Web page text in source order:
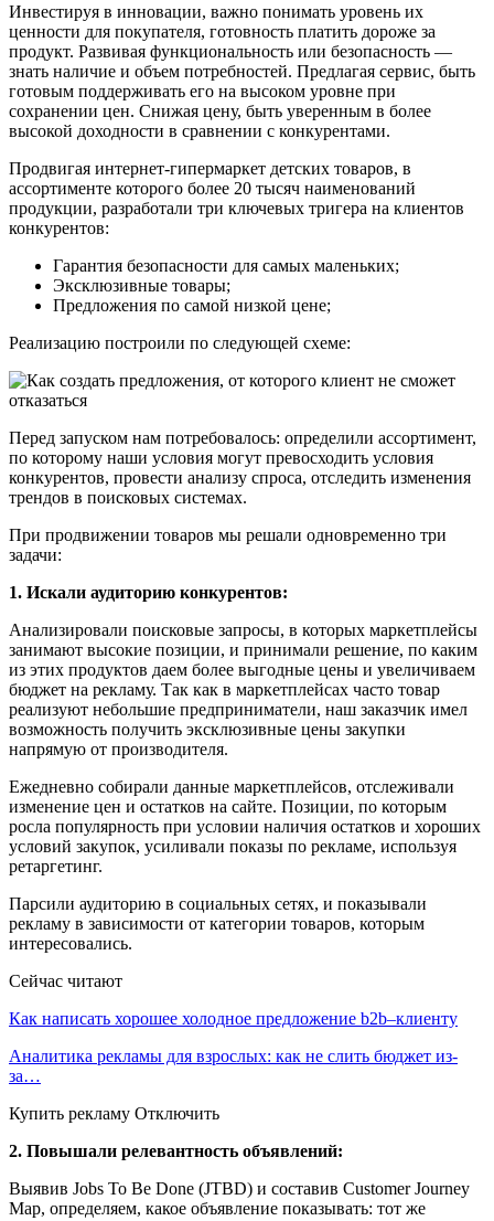
Инвестируя в инновации, важно понимать уровень их
ценности для покупателя, готовность платить дороже за
продукт. Развивая функциональность или безопасность —
знать наличие и объем потребностей. Предлагая сервис, быть
готовым поддерживать его на высоком уровне при
сохранении цен. Снижая цену, быть уверенным в более
высокой доходности в сравнении с конкурентами.
Продвигая интернет-гипермаркет детских товаров, в
ассортименте которого более 20 тысяч наименований
продукции, разработали три ключевых тригера на клиентов
конкурентов:
Гарантия безопасности для самых маленьких;
Эксклюзивные товары;
Предложения по самой низкой цене;
Реализацию построили по следующей схеме:
Перед запуском нам потребовалось: определили ассортимент,
по которому наши условия могут превосходить условия
конкурентов, провести анализу спроса, отследить изменения
трендов в поисковых системах.
При продвижении товаров мы решали одновременно три
задачи:
1. Искали аудиторию конкурентов:
Анализировали поисковые запросы, в которых маркетплейсы
занимают высокие позиции, и принимали решение, по каким
из этих продуктов даем более выгодные цены и увеличиваем
бюджет на рекламу. Так как в маркетплейсах часто товар
реализуют небольшие предприниматели, наш заказчик имел
возможность получить эксклюзивные цены закупки
напрямую от производителя.
Ежедневно собирали данные маркетплейсов, отслеживали
изменение цен и остатков на сайте. Позиции, по которым
росла популярность при условии наличия остатков и хороших
условий закупок, усиливали показы по рекламе, используя
ретаргетинг.
Парсили аудиторию в социальных сетях, и показывали
рекламу в зависимости от категории товаров, которым
интересовались.
Сейчас читают
Как написать хорошее холодное предложение b2b–клиенту
Аналитика рекламы для взрослых: как не слить бюджет из-
за…
Купить рекламу Отключить
2. Повышали релевантность объявлений:
Выявив Jobs To Be Done (JTBD) и составив Customer Journey
Map, определяем, какое объявление показывать: тот же